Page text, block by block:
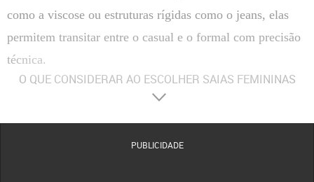
como a viscose ou estruturas rígidas como o jeans, elas
permitem transitar entre o casual e o formal com precisão
técnica.
O QUE CONSIDERAR AO ESCOLHER SAIAS FEMININAS
A escolha entre fibras naturais, como algodão e viscose, ou
Tecidos com elastano proporcionam maior flexibilidade, enquanto o crepe oferece uma
PUBLICIDADE